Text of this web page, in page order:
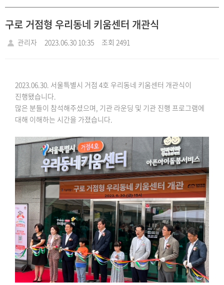
구로 거점형 우리동네 키움센터 개관식
관리자 2023.06.30 10:35 조회 2491
2023.06.30. 서울특별시 거점 4호 우리동네 키움센터 개관식이
진행됐습니다.
많은 분들이 참석해주셨으며, 기관 라운딩 및 기관 진행 프로그램에
대해 이해하는 시간을 가졌습니다.